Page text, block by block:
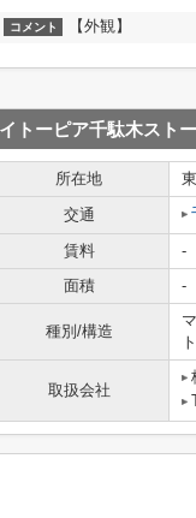
コメント 【外観】
イトーピア千駄木スト
所在地
交通
賃料
-
面積
-
種別/構造
ト
取扱会社